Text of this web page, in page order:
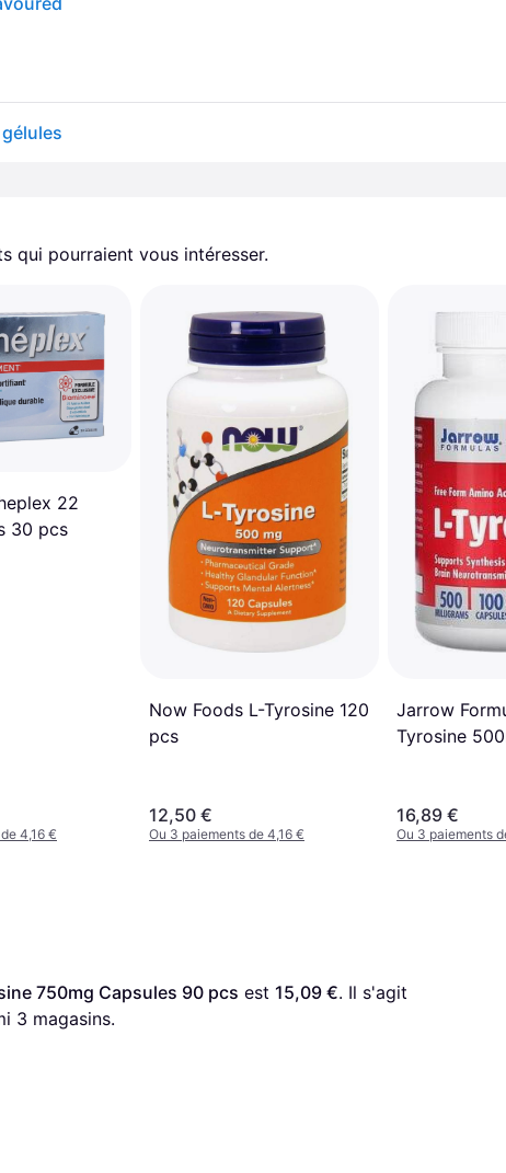
qui pourraient vous intéresser.
22
30 pcs
4,16 €
Now Foods L-Tyrosine 120
pcs
12,50 €
Ou 3 paiements de 4,16 €
Jarrow
Tyrosine
16,89 €
Ou 3 paiements
750mg Capsules 90 pcs est 15,09 €. Il s'agit
3 magasins.